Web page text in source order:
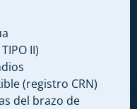
II)
(registro CRN)
del brazo de